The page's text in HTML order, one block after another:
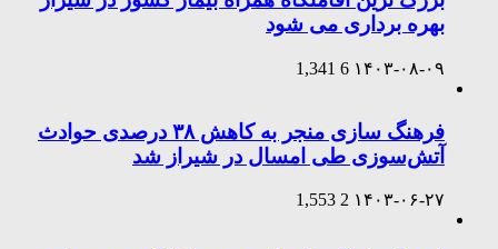
بهره برداری می شود
۱۴۰۳-۰۸-۰۹ 6
1,341
فرهنگ سازی منجر به کاهش ۳۸ درصدی حوادث
آتش‌سوزی طی امسال در شیراز شد
۱۴۰۳-۰۶-۲۷ 2
1,553